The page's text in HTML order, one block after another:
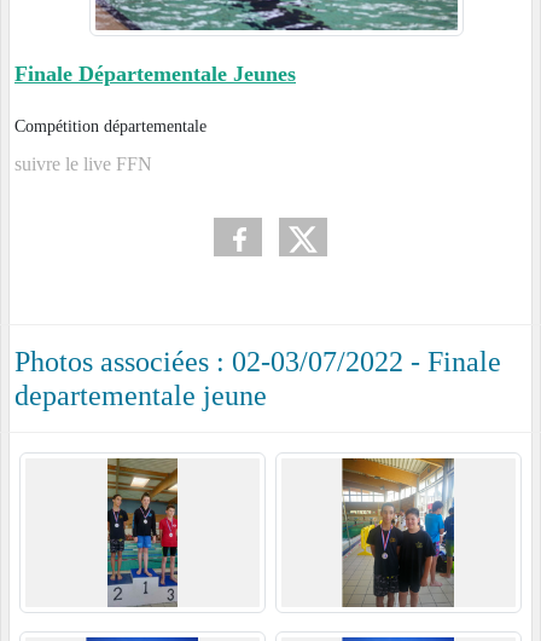
Finale Départementale Jeunes
Compétition départementale
suivre le live FFN
Photos associées : 02-03/07/2022 - Finale
departementale jeune